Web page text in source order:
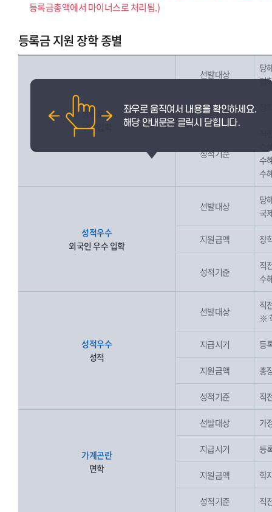
등록금총액에서 마이너스로 처리됨.)
등록금 지원 장학 종별
성적우수
우수입학
선발대상
당
입
지원금액
성적기준
수
수
성적우수
외국인 우수 입학
선발대상
당
국
지원금액 장
성적기준
직
수
성적우수
성적
선발대상
직
※
지급시기 등
지원금액 총
성적기준 직
가계곤란
면학
선발대상 가
지급시기 등
지원금액 학
성적기준 직